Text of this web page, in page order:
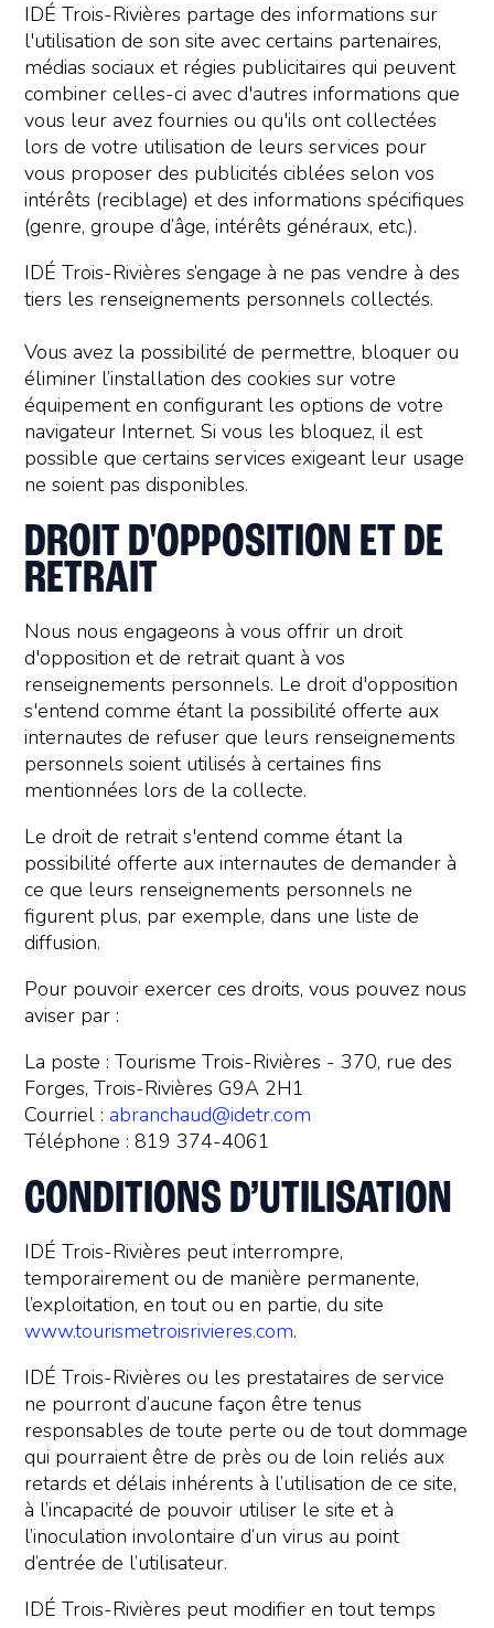
IDÉ Trois-Rivières partage des informations sur
l'utilisation de son site avec certains partenaires,
médias sociaux et régies publicitaires qui peuvent
combiner celles-ci avec d'autres informations que
vous leur avez fournies ou qu'ils ont collectées
lors de votre utilisation de leurs services pour
vous proposer des publicités ciblées selon vos
intérêts (reciblage) et des informations spécifiques
(genre, groupe d’âge, intérêts généraux, etc.).
IDÉ Trois-Rivières s’engage à ne pas vendre à des
tiers les renseignements personnels collectés.
Vous avez la possibilité de permettre, bloquer ou
éliminer l’installation des cookies sur votre
équipement en configurant les options de votre
navigateur Internet. Si vous les bloquez, il est
possible que certains services exigeant leur usage
ne soient pas disponibles.
DROIT D'OPPOSITION ET DE
RETRAIT
Nous nous engageons à vous offrir un droit
d'opposition et de retrait quant à vos
renseignements personnels. Le droit d'opposition
s'entend comme étant la possibilité offerte aux
internautes de refuser que leurs renseignements
personnels soient utilisés à certaines fins
mentionnées lors de la collecte.
Le droit de retrait s'entend comme étant la
possibilité offerte aux internautes de demander à
ce que leurs renseignements personnels ne
figurent plus, par exemple, dans une liste de
diffusion.
Pour pouvoir exercer ces droits, vous pouvez nous
aviser par :
La poste : Tourisme Trois-Rivières - 370, rue des
Forges, Trois-Rivières G9A 2H1
Courriel :abranchaud@idetr.com
Téléphone : 819 374-4061
CONDITIONS D’UTILISATION
IDÉ Trois-Rivières peut interrompre,
temporairement ou de manière permanente,
l’exploitation, en tout ou en partie, du site
www.tourismetroisrivieres.com.
IDÉ Trois-Rivières ou les prestataires de service
ne pourront d’aucune façon être tenus
responsables de toute perte ou de tout dommage
qui pourraient être de près ou de loin reliés aux
retards et délais inhérents à l’utilisation de ce site,
à l’incapacité de pouvoir utiliser le site et à
l’inoculation involontaire d’un virus au point
d’entrée de l’utilisateur.
IDÉ Trois-Rivières peut modifier en tout temps